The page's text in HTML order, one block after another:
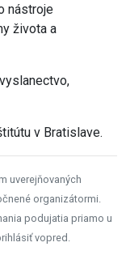
nástroje
života a
v Bratislave.
uverejňovaných
organizátormi.
podujatia priamo u
vopred.